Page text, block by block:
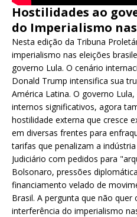
Hostilidades ao
do Imperialismo
Nesta edição da Tribuna
imperialismo nas eleições
governo Lula. O cenário
Donald Trump intensifica sua
América Latina. O governo
internos significativos, agora
hostilidade externa que cresce
em diversas frentes para
tarifas que penalizam a
Judiciário com pedidos para
Bolsonaro, pressões
financiamento velado de
Brasil. A pergunta que não quer
interferência do imperialismo